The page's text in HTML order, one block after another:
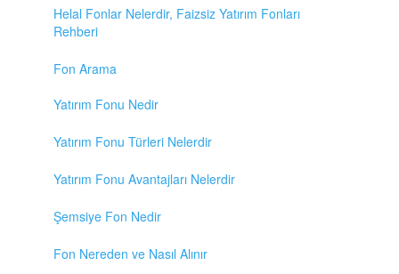
Helal Fonlar Nelerdir, Faizsiz Yatırım Fonları
Rehberi
Fon Arama
Yatırım Fonu Nedir
Yatırım Fonu Türleri Nelerdir
Yatırım Fonu Avantajları Nelerdir
Şemsiye Fon Nedir
Fon Nereden ve Nasıl Alınır